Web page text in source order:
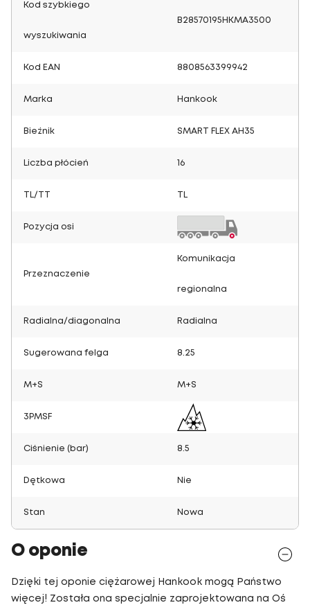
Kod szybkiego
wyszukiwania
B28570195HKMA3500
Kod EAN 8808563399942
Marka Hankook
Bieżnik SMART FLEX AH35
Liczba płócień 16
TL/TT
Pozycja osi
Przeznaczenie
Komunikacja
regionalna
Radialna/diagonalna Radialna
Sugerowana felga 8.25
M+S M+S
3PMSF
Ciśnienie (bar) 8.5
Dętkowa Nie
Stan Nowa
O oponie
Dzięki tej oponie ciężarowej Hankook mogą Państwo
więcej! Została ona specjalnie zaprojektowana na Oś